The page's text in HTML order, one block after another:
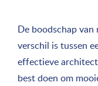
De boodschap
verschil is tussen
effectieve
best doen om